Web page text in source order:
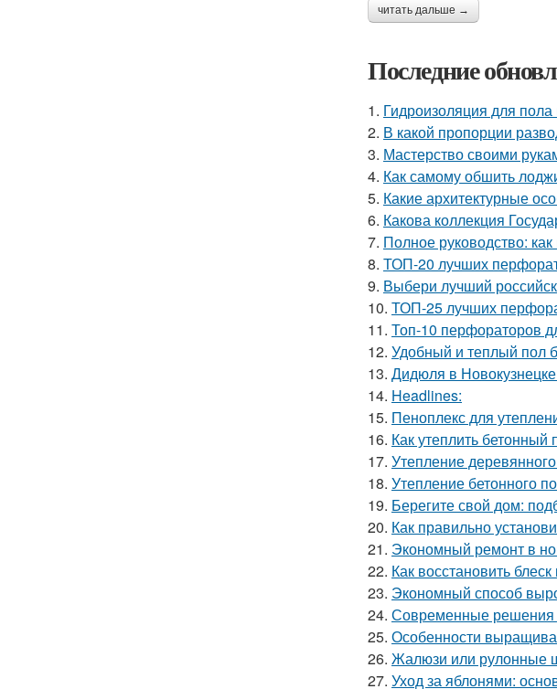
читать дальше →
Последние
1. Гидроизоляция для
2. В какой пропорции
3. Мастерство своими
4. Как самому обшить
5. Какие архитектурные
6. Какова коллекция
7. Полное руководство:
8. ТОП-20 лучших
9. Выбери лучший
10. ТОП-25 лучших
11. Топ-10 перфораторов
12. Удобный и теплый пол
13. Дидюля в
14. Headlines:
15. Пеноплекс для
16. Как утеплить
17. Утепление
18. Утепление бетонного
19. Берегите свой дом:
20. Как правильно
21. Экономный ремонт в
22. Как восстановить
23. Экономный способ
24. Современные решения
25. Особенности
26. Жалюзи или рулонные
27. Уход за яблонями: